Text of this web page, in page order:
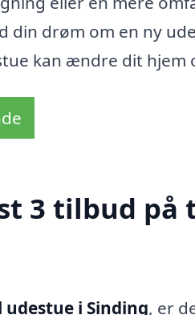
din drøm om en ny
kan ændre dit hjem
3 tilbud på
i Sinding, er